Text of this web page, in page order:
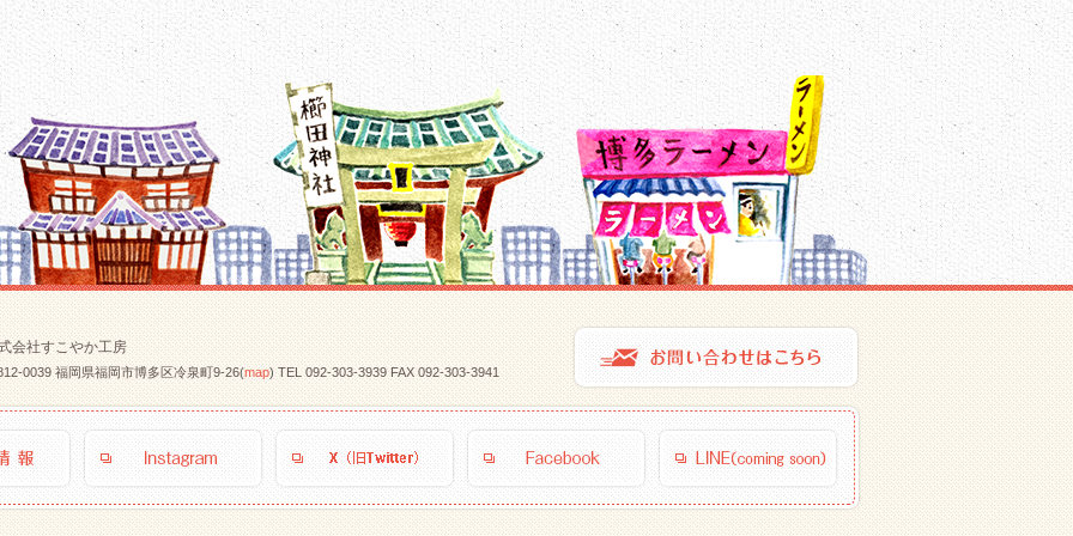
会社すこやか工房
0039 福岡県福岡市博多区冷泉町9-26(map) TEL 092-303-3939 FAX 092-303-3941